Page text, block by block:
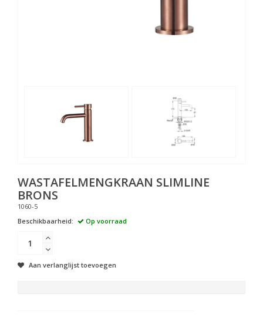
WASTAFELMENGKRAAN SLIMLINE
BRONS
1060-5
Beschikbaarheid:
Op voorraad
Aan verlanglijst toevoegen